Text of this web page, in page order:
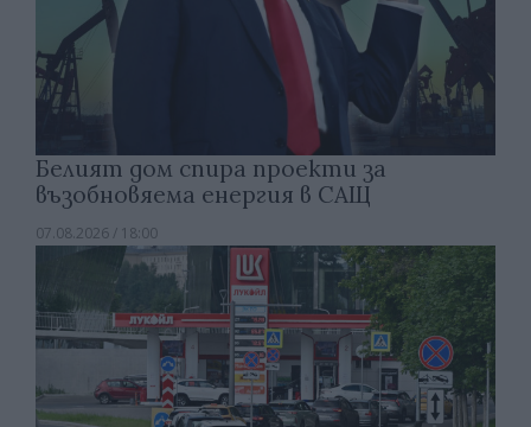
Белият дом спира проекти за
възобновяема енергия в САЩ
07.08.2026 / 18:00